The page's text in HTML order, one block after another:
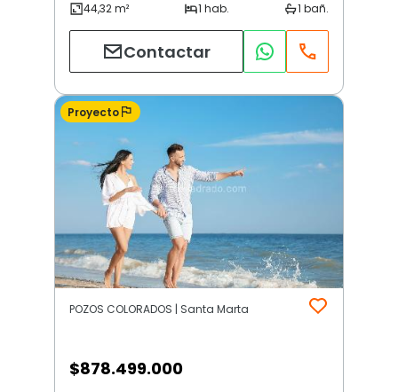
Contactar
Proyecto
POZOS COLORADOS | Santa Marta
$878.499.000